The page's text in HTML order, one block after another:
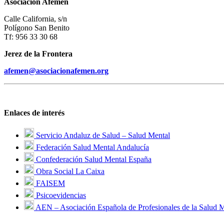
Asociación Afemen
Calle California, s/n
Polígono San Benito
Tf: 956 33 30 68
Jerez de la Frontera
afemen@asociacionafemen.org
Enlaces de interés
Servicio Andaluz de Salud – Salud Mental
Federación Salud Mental Andalucía
Confederación Salud Mental España
Obra Social La Caixa
FAISEM
Psicoevidencias
AEN – Asociación Española de Profesionales de la Salud